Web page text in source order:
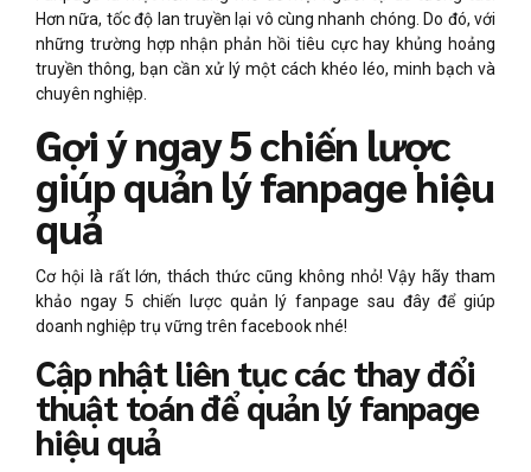
Hơn nữa, tốc độ lan truyền lại vô cùng nhanh chóng. Do đó, với
những trường hợp nhận phản hồi tiêu cực hay khủng hoảng
truyền thông, bạn cần xử lý một cách khéo léo, minh bạch và
chuyên nghiệp.
Gợi ý ngay 5 chiến lược
giúp quản lý fanpage hiệu
quả
Cơ hội là rất lớn, thách thức cũng không nhỏ! Vậy hãy tham
khảo ngay 5 chiến lược quản lý fanpage sau đây để giúp
doanh nghiệp trụ vững trên facebook nhé!
Cập nhật liên tục các thay đổi
thuật toán để quản lý fanpage
hiệu quả